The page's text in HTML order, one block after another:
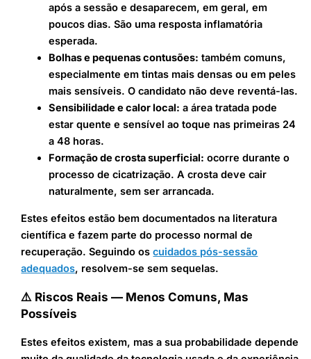
após a sessão e desaparecem, em geral, em
poucos dias. São uma resposta inflamatória
esperada.
Bolhas e pequenas contusões: também comuns,
especialmente em tintas mais densas ou em peles
mais sensíveis. O candidato não deve reventá-las.
Sensibilidade e calor local: a área tratada pode
estar quente e sensível ao toque nas primeiras 24
a 48 horas.
Formação de crosta superficial: ocorre durante o
processo de cicatrização. A crosta deve cair
naturalmente, sem ser arrancada.
Estes efeitos estão bem documentados na literatura
científica e fazem parte do processo normal de
recuperação. Seguindo oscuidados pós-sessão
adequados, resolvem-se sem sequelas.
⚠️ Riscos Reais — Menos Comuns, Mas
Possíveis
Estes efeitos existem, mas a sua probabilidade depende